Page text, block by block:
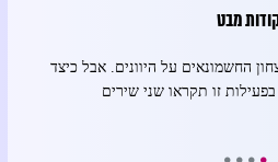
מבט
החשמונאים על היוונים. אבל כיצד
זו תקראו שני שירים